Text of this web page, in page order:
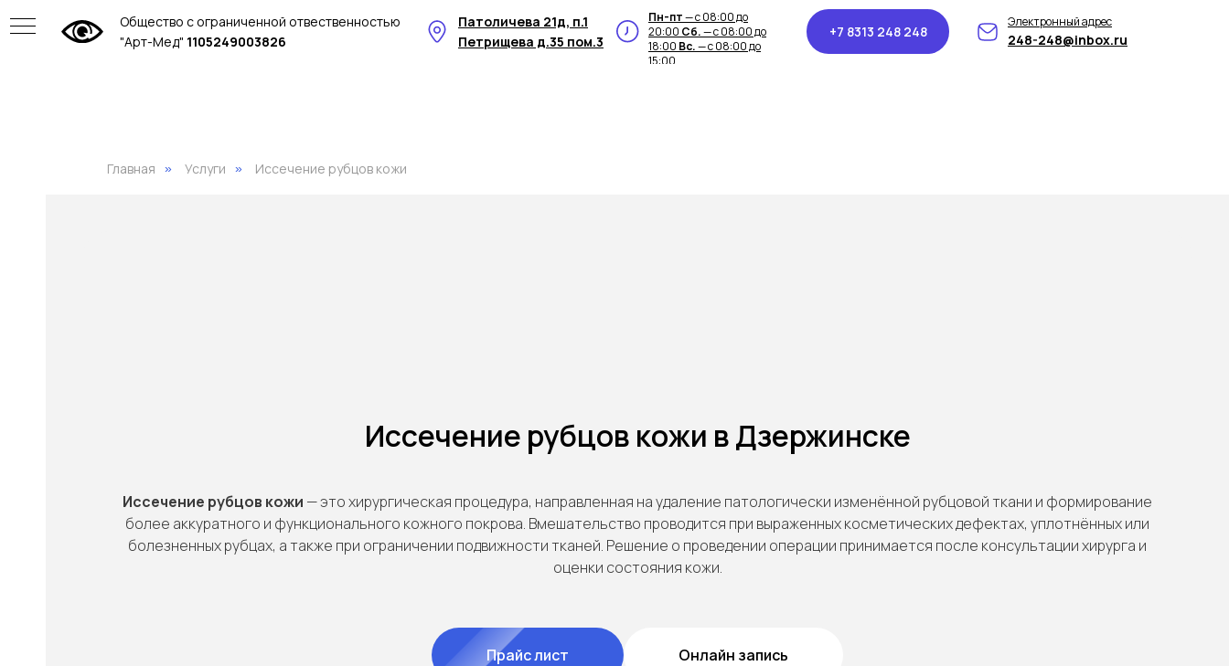
Общество с ограниченной отвественностью
"Арт-Мед" 1105249003826 248-248@inbox.ru
Электронный адрес
+7 8313 248 248
Петрищева д.35 пом.3
Патоличева 21д, п.1 Пн-пт— с 08:00 до
20:00 Сб.— с 08:00 до
18:00 Вс.— с 08:00 до
15:00
Главная » Услуги » Иссечение рубцов кожи
Иссечение рубцов кожи в Дзержинске
Иссечение рубцов кожи — это хирургическая процедура, направленная на удаление патологически изменённой рубцовой ткани и формирование
более аккуратного и функционального кожного покрова. Вмешательство проводится при выраженных косметических дефектах, уплотнённых или
болезненных рубцах, а также при ограничении подвижности тканей. Решение о проведении операции принимается после консультации хирурга и
оценки состояния кожи.
Прайс лист Онлайн запись